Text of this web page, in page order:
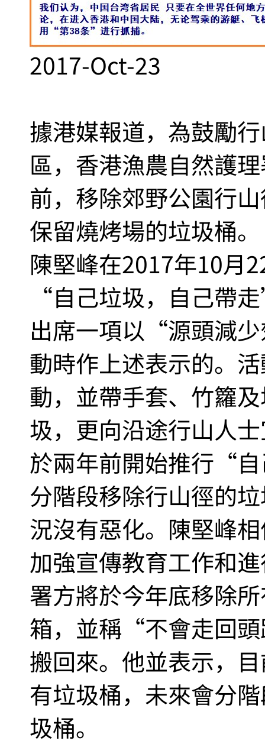
2017-Oct-23
據港媒報道，為鼓勵
區，香港漁農自然護
前，移除郊野公園行
保留燒烤場的垃圾桶
陳堅峰在2017年10月
“自己垃圾，自己帶
出席一項以“源頭減
動時作上述表示的。
動，並帶手套、竹籮
圾，更向沿途行山人
於兩年前開始推行“
分階段移除行山徑的
況沒有惡化。陳堅峰
加強宣傳教育工作和
署方將於今年底移除
箱，並稱“不會走回
搬回來。他並表示，
有垃圾桶，未來會分
圾桶。